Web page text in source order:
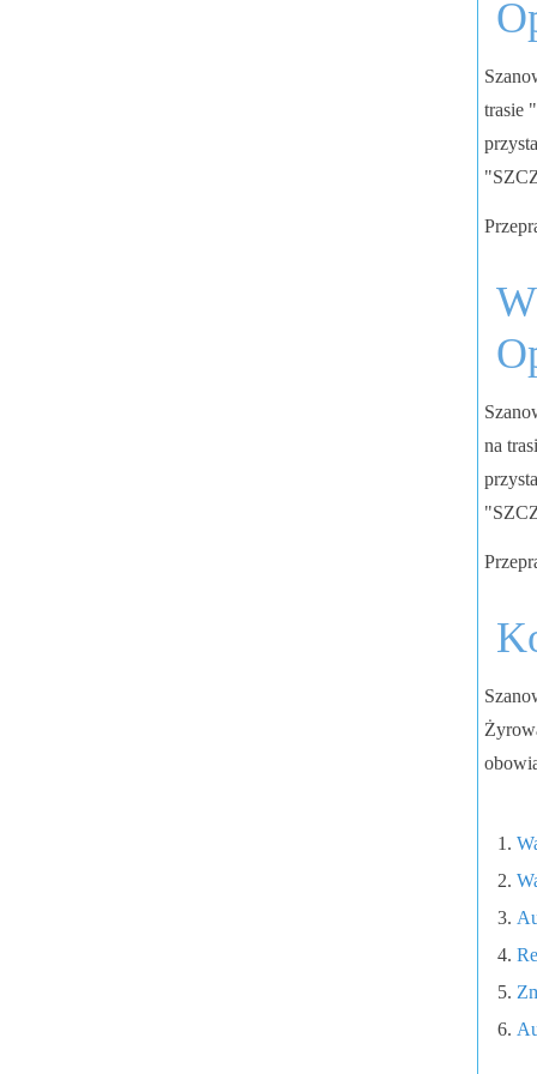
trasie
na